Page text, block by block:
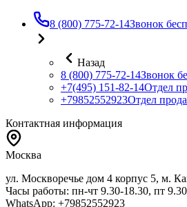
8 (800) 775-72-14Звонок
Назад
8 (800) 775-72-14Звонок
+7(495) 151-82-14Отдел
+79852552923Отдел
Контактная информация
Москва
ул. Москворечье дом 4 корпус 5, м.
Часы работы: пн-чт 9.30-18.30, пт
WhatsApp: +79852552923